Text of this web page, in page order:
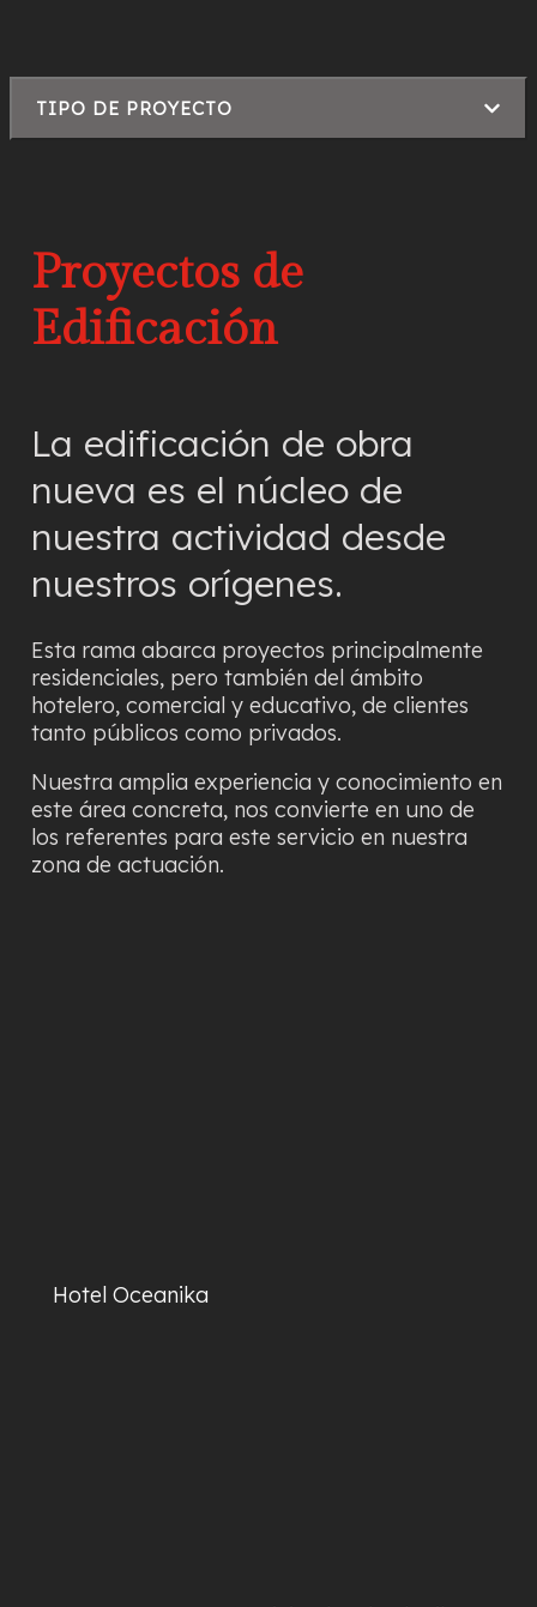
TIPO DE PROYECTO
Proyectos de
Edificación
La edificación de obra
nueva es el núcleo de
nuestra actividad desde
nuestros orígenes.
Esta rama abarca proyectos principalmente
residenciales, pero también del ámbito
hotelero, comercial y educativo, de clientes
tanto públicos como privados.
Nuestra amplia experiencia y conocimiento en
este área concreta, nos convierte en uno de
los referentes para este servicio en nuestra
zona de actuación.
Hotel Oceanika